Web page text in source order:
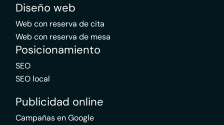
Diseño web
Web con reserva de cita
Web con reserva de mesa
Posicionamiento
SEO
SEO local
Publicidad online
Campañas en Google